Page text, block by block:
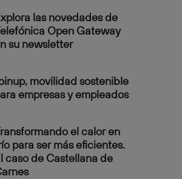
las novedades de
Open Gateway
su newsletter
movilidad sostenible
empresas y empleados
el calor en
para ser más eficientes.
caso de Castellana de